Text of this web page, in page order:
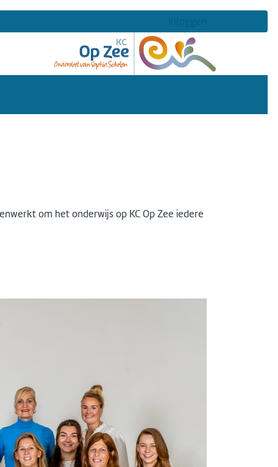
om het onderwijs op KC Op Zee iedere